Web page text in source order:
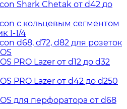
Shark Chetak от d42 до
с кольцевым сегментом
1-1/4
d68, d72, d82 для розеток
PRO Lazer от d12 до d32
PRO Lazer от d42 до d250
для перфоратора от d68